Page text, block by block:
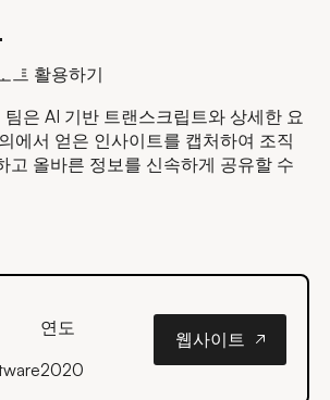
트 활용하기
은 AI 기반 트랜스크립트와 상세한 요
에서 얻은 인사이트를 캡처하여 조직
고 올바른 정보를 신속하게 공유할 수
연도
2020
웹사이트